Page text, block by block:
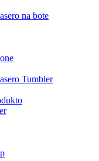
na bote
Tumbler